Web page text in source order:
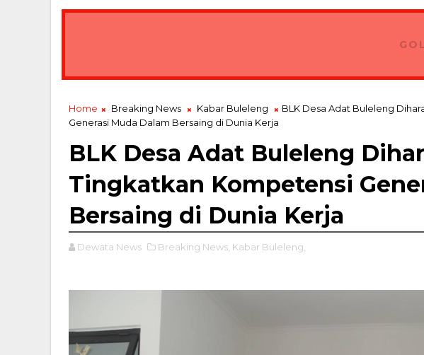
Home Breaking News Kabar Buleleng
BLK Desa Adat Buleleng
Generasi Muda Dalam Bersaing di Dunia Kerja
BLK Desa Adat Buleleng
Tingkatkan Kompetensi
Bersaing di Dunia Kerja
Dewata News Breaking News, Kabar Buleleng,